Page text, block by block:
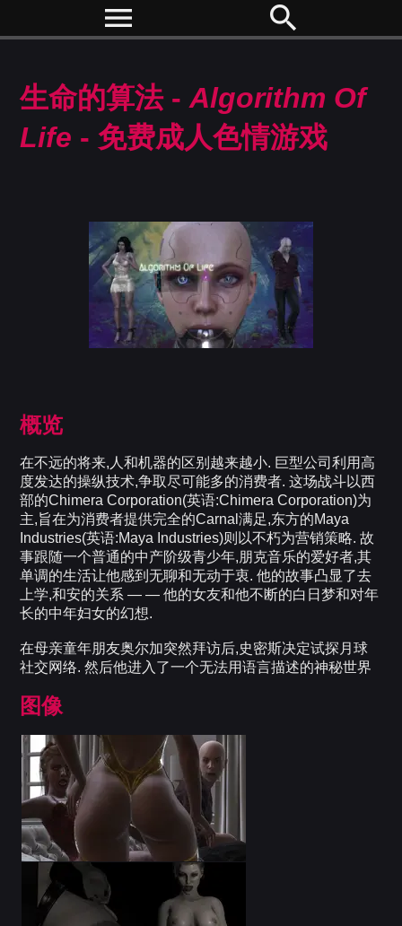
menu search
生命的算法 -Algorithm Of
Life - 免费成人色情游戏
概览
在不远的将来,人和机器的区别越来越小. 巨型公司利用高
度发达的操纵技术,争取尽可能多的消费者. 这场战斗以西
部的Chimera Corporation(英语:Chimera Corporation)为
主,旨在为消费者提供完全的Carnal满足,东方的Maya
Industries(英语:Maya Industries)则以不朽为营销策略. 故
事跟随一个普通的中产阶级青少年,朋克音乐的爱好者,其
单调的生活让他感到无聊和无动于衷. 他的故事凸显了去
上学,和安的关系 — — 他的女友和他不断的白日梦和对年
长的中年妇女的幻想.
在母亲童年朋友奥尔加突然拜访后,史密斯决定试探月球
社交网络. 然后他进入了一个无法用语言描述的神秘世界
图像